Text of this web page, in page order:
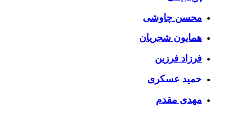
محسن چاوشی
همایون شجریان
فرزاد فرزین
حمید عسکری
مهدی مقدم